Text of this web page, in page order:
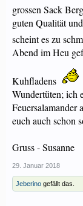
grossen Sack
guten Qualität
scheint es zu
Abend im Heu
Kuhfladens
Wundertüten; ich
Feuersalamander
euch auch schon
Gruss - Susanne
29. Januar 2018
Jeberino gefällt das.